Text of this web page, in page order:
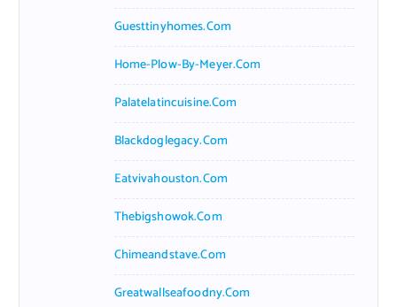
Guesttinyhomes.com
Home-Plow-By-Meyer.com
Palatelatincuisine.com
Blackdoglegacy.com
Eatvivahouston.com
Thebigshowok.com
Chimeandstave.com
Greatwallseafoodny.com